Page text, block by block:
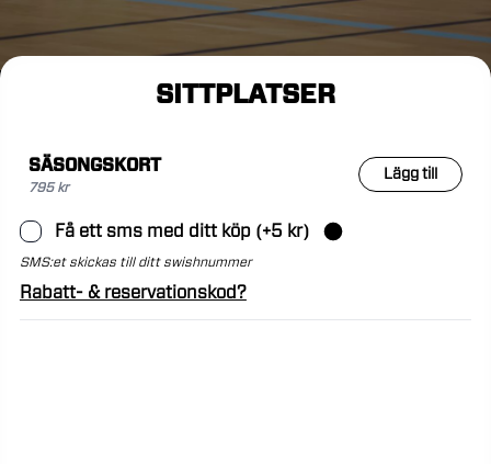
SITTPLATSER
SÄSONGSKORT
795 kr
Lägg till
Få ett sms med ditt köp(+5 kr)
SMS:et skickas till ditt swishnummer
Rabatt- & reservationskod?